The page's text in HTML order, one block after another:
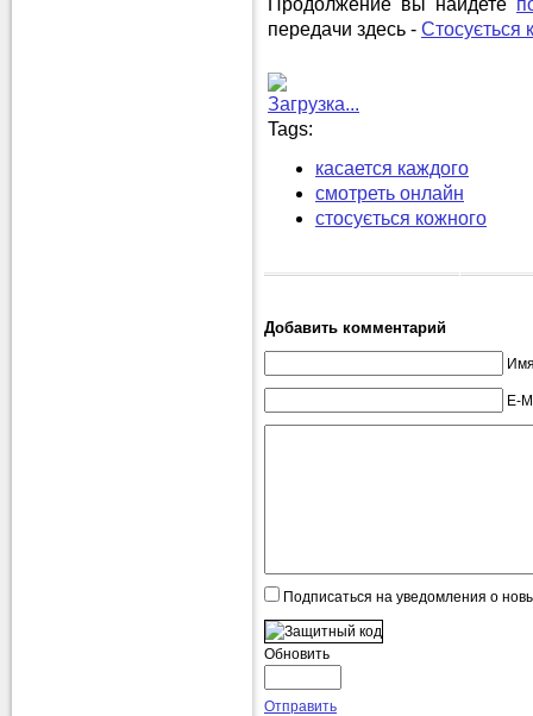
Продолжение вы найдете
передачи здесь - Стосується
Загрузка...
Tags:
касается каждого
смотреть онлайн
стосується кожного
Добавить комментарий
E-
Подписаться на уведомления о
Обновить
Отправить